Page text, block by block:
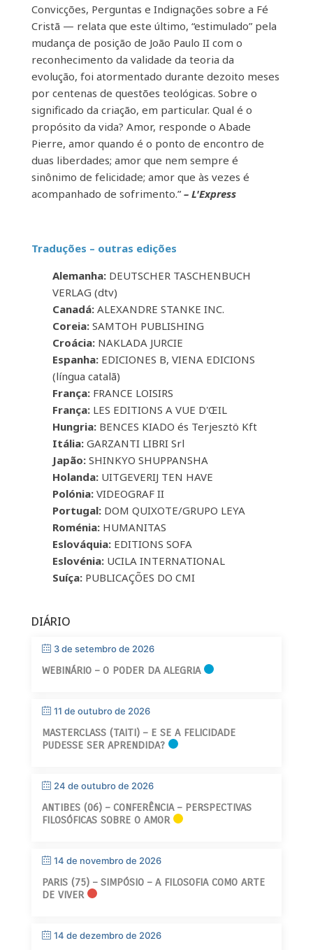
Convicções, Perguntas e Indignações sobre a Fé
Cristã — relata que este último, “estimulado” pela
mudança de posição de João Paulo II com o
reconhecimento da validade da teoria da
evolução, foi atormentado durante dezoito meses
por centenas de questões teológicas. Sobre o
significado da criação, em particular. Qual é o
propósito da vida? Amor, responde o Abade
Pierre, amor quando é o ponto de encontro de
duas liberdades; amor que nem sempre é
sinônimo de felicidade; amor que às vezes é
acompanhado de sofrimento.”– L'Express
Traduções – outras edições
Alemanha:DEUTSCHER TASCHENBUCH
VERLAG (dtv)
Canadá:ALEXANDRE STANKE INC.
Coreia:SAMTOH PUBLISHING
Croácia:NAKLADA JURCIE
Espanha:EDICIONES B, VIENA EDICIONS
(língua catalã)
França:FRANCE LOISIRS
França:LES EDITIONS A VUE D'ŒIL
Hungria:BENCES KIADO és Terjesztö Kft
Itália:GARZANTI LIBRI Srl
Japão:SHINKYO SHUPPANSHA
Holanda:UITGEVERIJ TEN HAVE
Polónia:VIDEOGRAF II
Portugal:DOM QUIXOTE/GRUPO LEYA
Roménia:HUMANITAS
Eslováquia:EDITIONS SOFA
Eslovénia:UCILA INTERNATIONAL
Suíça:PUBLICAÇÕES DO CMI
DIÁRIO
3 de setembro de 2026
WEBINÁRIO – O PODER DA ALEGRIA
11 de outubro de 2026
MASTERCLASS (TAITI) – E SE A FELICIDADE
PUDESSE SER APRENDIDA?
24 de outubro de 2026
ANTIBES (06) – CONFERÊNCIA – PERSPECTIVAS
FILOSÓFICAS SOBRE O AMOR
14 de novembro de 2026
PARIS (75) – SIMPÓSIO – A FILOSOFIA COMO ARTE
DE VIVER
14 de dezembro de 2026